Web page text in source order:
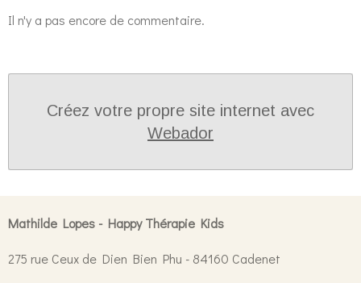
Il n'y a pas encore de commentaire.
Créez votre propre site internet avec
Webador
Mathilde Lopes - Happy Thérapie Kids
275 rue Ceux de Dien Bien Phu - 84160 Cadenet